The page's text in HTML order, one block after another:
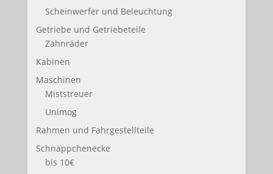
Scheinwerfer und Beleuchtung
Getriebe und Getriebeteile
Zahnräder
Kabinen
Maschinen
Miststreuer
Unimog
Rahmen und Fahrgestellteile
Schnäppchenecke
bis 10€